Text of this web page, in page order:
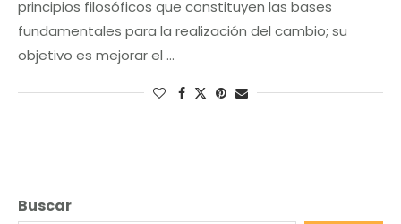
principios filosóficos que constituyen las bases
fundamentales para la realización del cambio; su
objetivo es mejorar el …
Buscar